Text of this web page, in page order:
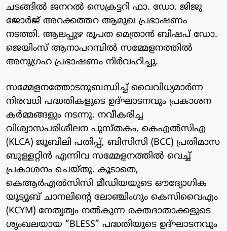
ചടങ്ങിൽ ജനറൽ സെക്രട്ടറി ഫാ. ഡോ. ജിജു
ജോർജ് അറക്കത്തറ ആമുഖ പ്രഭാഷണം
നടത്തി. ആലപ്പുഴ രൂപത മെത്രാൻ ബിഷപ് ഡോ.
ജെയിംസ് ആനാപറമ്പിൽ സമ്മേളനത്തിൽ
അനുഗ്രഹ പ്രഭാഷണം നിർവഹിച്ചു.
സമ്മേളനത്തോടനുബന്ധിച്ച് വൈവിധ്യമാർന്ന
നിരവധി പദ്ധതികളുടെ ഉദ്ഘാടനവും പ്രകാശന
കർമ്മങ്ങളും നടന്നു. നവീകരിച്ച
വിശ്വാസപരിശീലന പുസ്തകം, കെഎൽസിഎ
(KLCA) ജൂബിലി പതിപ്പ്, ബിസിസി (BCC) പ്രതിമാസ
ബുള്ളറ്റിൻ എന്നിവ സമ്മേളനത്തിൽ വെച്ച്
പ്രകാശനം ചെയ്തു. കൂടാതെ,
കെആർഎൽസിസി മീഡിയയുടെ ഔദ്യോഗിക
യൂട്യൂബ് ചാനലിന്റെ ലോഞ്ചിംഗും കെസിവൈഎം
(KCYM) നേതൃത്വം നൽകുന്ന രക്തദാതാക്കളുടെ
ശൃംഖലയായ “BLESS” പദ്ധതിയുടെ ഉദ്ഘാടനവും